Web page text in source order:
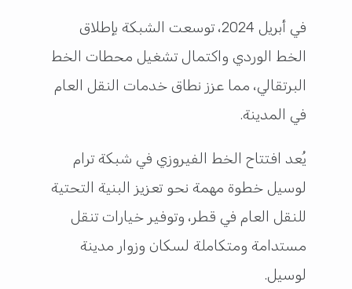
في أبريل 2024، توسعت الشبكة بإطلاق
الخط الوردي واكتمال تشغيل محطات الخط
البرتقالي، مما عزز نطاق خدمات النقل العام
في المدينة.
يُعد افتتاح الخط الفيروزي في شبكة ترام
لوسيل خطوة مهمة نحو تعزيز البنية التحتية
للنقل العام في قطر، وتوفير خيارات تنقل
مستدامة ومتكاملة لسكان وزوار مدينة
لوسيل.